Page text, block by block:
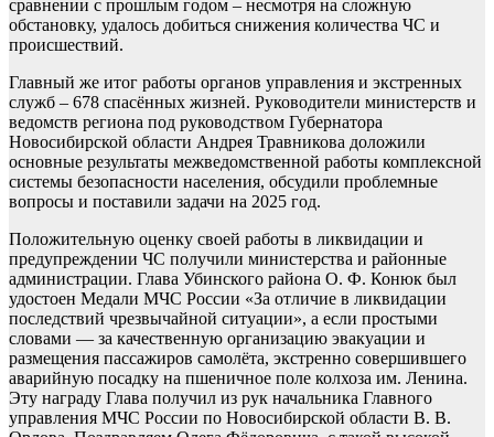
сравнении с прошлым годом – несмотря на сложную
обстановку, удалось добиться снижения количества ЧС и
происшествий.
Главный же итог работы органов управления и экстренных
служб – 678 спасённых жизней. Руководители министерств и
ведомств региона под руководством Губернатора
Новосибирской области Андрея Травникова доложили
основные результаты межведомственной работы комплексной
системы безопасности населения, обсудили проблемные
вопросы и поставили задачи на 2025 год.
Положительную оценку своей работы в ликвидации и
предупреждении ЧС получили министерства и районные
администрации. Глава Убинского района О. Ф. Конюк был
удостоен Медали МЧС России «За отличие в ликвидации
последствий чрезвычайной ситуации», а если простыми
словами — за качественную организацию эвакуации и
размещения пассажиров самолёта, экстренно совершившего
аварийную посадку на пшеничное поле колхоза им. Ленина.
Эту награду Глава получил из рук начальника Главного
управления МЧС России по Новосибирской области В. В.